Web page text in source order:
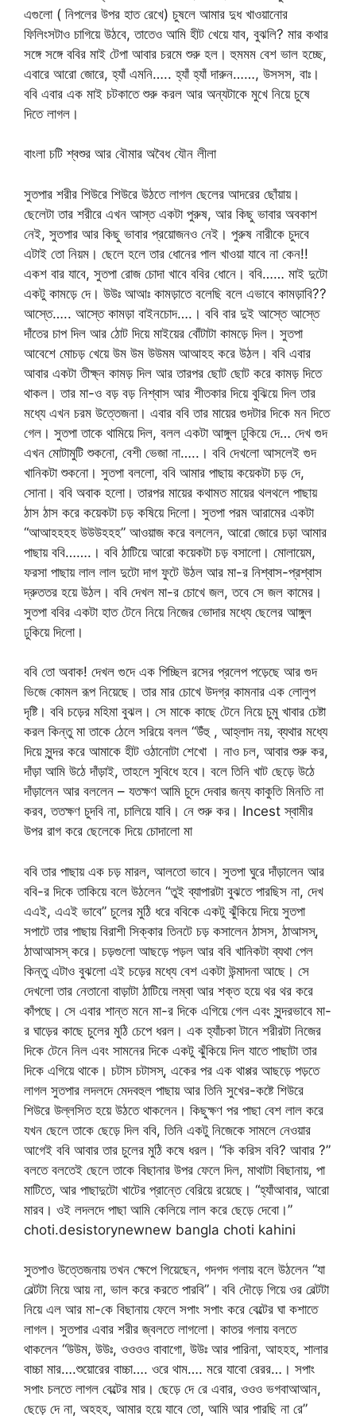
এগুলো ( নিপলের উপর হাত রেখে) চুষলে আমার দুধ খাওয়ানোর
ফিলিংসটাও চাগিয়ে উঠবে, তাতেও আমি হীট খেয়ে যাব, বুঝলি? মার কথার
সঙ্গে সঙ্গে ববির মাই টেপা আবার চরমে শুরু হল। হুমমম বেশ ভাল হচ্ছে,
এবারে আরো জোরে, হ্যাঁ এমনি….. হ্যাঁ হ্যাঁ দারুন……, উসসস, বাঃ।
ববি এবার এক মাই চটকাতে শুরু করল আর অন্যটাকে মুখে নিয়ে চুষে
দিতে লাগল।
বাংলা চটি শ্বশুর আর বৌমার অবৈধ যৌন লীলা
সুতপার শরীর শিউরে শিউরে উঠতে লাগল ছেলের আদরের ছোঁয়ায়।
ছেলেটা তার শরীরে এখন আস্ত একটা পুরুষ, আর কিছু ভাবার অবকাশ
নেই, সুতপার আর কিছু ভাবার প্রয়োজনও নেই। পুরুষ নারীকে চুদবে
এটাই তো নিয়ম। ছেলে হলে তার ধোনের পাল খাওয়া যাবে না কেন!!
একশ বার যাবে, সুতপা রোজ চোদা খাবে ববির ধোনে। ববি…… মাই দুটো
একটু কামড়ে দে। উউঃ আআঃ কামড়াতে বলেছি বলে এভাবে কামড়াবি??
আস্তে….. আস্তে কামড়া বাইনচোদ….। ববি বার দুই আস্তে আস্তে
দাঁতের চাপ দিল আর ঠোট দিয়ে মাইয়ের বোঁটাটা কামড়ে দিল। সুতপা
আবেশে মোচড় খেয়ে উম উম উউমম আআহহ করে উঠল। ববি এবার
আবার একটা তীক্ষ্ন কামড় দিল আর তারপর ছোট ছোট করে কামড় দিতে
থাকল। তার মা-ও বড় বড় নিশ্বাস আর শীতকার দিয়ে বুঝিয়ে দিল তার
মধ্যে এখন চরম উত্তেজনা। এবার ববি তার মায়ের গুদটার দিকে মন দিতে
গেল। সুতপা তাকে থামিয়ে দিল, বলল একটা আঙ্গুল ঢুকিয়ে দে… দেখ গুদ
এখন মোটামুটি শুকনো, বেশী ভেজা না…..। ববি দেখলো আসলেই গুদ
খানিকটা শুকনো। সুতপা বললো, ববি আমার পাছায় কয়েকটা চড় দে,
সোনা। ববি অবাক হলো। তারপর মায়ের কথামত মায়ের থলথলে পাছায়
ঠাস ঠাস করে কয়েকটা চড় কষিয়ে দিলো। সুতপা পরম আরামের একটা
“আআহহহহ উউউহহহ” আওয়াজ করে বললেন, আরো জোরে চড়া আমার
পাছায় ববি…….। ববি ঠাটিয়ে আরো কয়েকটা চড় বসালো। মোলায়েম,
ফরসা পাছায় লাল লাল দুটো দাগ ফুটে উঠল আর মা-র নিশ্বাস-প্রশ্বাস
দ্রুততর হয়ে উঠল। ববি দেখল মা-র চোখে জল, তবে সে জল কামের।
সুতপা ববির একটা হাত টেনে নিয়ে নিজের ভোদার মধ্যে ছেলের আঙ্গুল
ঢুকিয়ে দিলো।
ববি তো অবাক! দেখল গুদে এক পিচ্ছিল রসের প্রলেপ পড়েছে আর গুদ
ভিজে কোমল রূপ নিয়েছে। তার মার চোখে উদগ্র কামনার এক লোলুপ
দৃষ্টি। ববি চড়ের মহিমা বুঝল। সে মাকে কাছে টেনে নিয়ে চুমু খাবার চেষ্টা
করল কিন্তু মা তাকে ঠেলে সরিয়ে বলল “উঁহু , আহ্লাদ নয়, ব্যথার মধ্যে
দিয়ে সুন্দর করে আমাকে হীট ওঠানোটা শেখো । নাও চল, আবার শুরু কর,
দাঁড়া আমি উঠে দাঁড়াই, তাহলে সুবিধে হবে। বলে তিনি খাট ছেড়ে উঠে
দাঁড়ালেন আর বললেন – যতক্ষণ আমি চুদে দেবার জন্য কাকুতি মিনতি না
করব, ততক্ষণ চুদবি না, চালিয়ে যাবি। নে শুরু কর। Incest স্বামীর
উপর রাগ করে ছেলেকে দিয়ে চোদালো মা
ববি তার পাছায় এক চড় মারল, আলতো ভাবে। সুতপা ঘুরে দাঁড়ালেন আর
ববি-র দিকে তাকিয়ে বলে উঠলেন “তুই ব্যাপারটা বুঝতে পারছিস না, দেখ
এএই, এএই ভাবে” চুলের মুঠি ধরে ববিকে একটু ঝুঁকিয়ে দিয়ে সুতপা
সপাটে তার পাছায় বিরাশী সিক্কার তিনটে চড় কসালেন ঠাসস, ঠাআসস্,
ঠাআআসস্ করে। চড়গুলো আছড়ে পড়ল আর ববি খানিকটা ব্যথা পেল
কিন্তু এটাও বুঝলো এই চড়ের মধ্যে বেশ একটা উন্মাদনা আছে। সে
দেখলো তার নেতানো বাড়াটা ঠাটিয়ে লম্বা আর শক্ত হয়ে থর থর করে
কাঁপছে। সে এবার শান্ত মনে মা-র দিকে এগিয়ে গেল এবং সুন্দরভাবে মা-
র ঘাড়ের কাছে চুলের মুঠি চেপে ধরল। এক হ্যাঁচকা টানে শরীরটা নিজের
দিকে টেনে নিল এবং সামনের দিকে একটু ঝুঁকিয়ে দিল যাতে পাছাটা তার
দিকে এগিয়ে থাকে। চটাস চটাসস্, একের পর এক থাপ্পর আছড়ে পড়তে
লাগল সুতপার লদলদে মেদবহুল পাছায় আর তিনি সুখের-কষ্টে শিউরে
শিউরে উল্লসিত হয়ে উঠতে থাকলেন। কিছুক্ষণ পর পাছা বেশ লাল করে
যখন ছেলে তাকে ছেড়ে দিল ববি, তিনি একটু ‍নিজেকে সামলে নেওয়ার
আগেই ববি আবার তার চুলের মুঠি কষে ধরল। “কি করিস ববি? আবার ?”
বলতে বলতেই ছেলে তাকে বিছানার উপর ফেলে দিল, মাথাটা বিছানায়, পা
মাটিতে, আর পাছাদুটো খাটের প্রান্তে বেরিয়ে রয়েছে। “হ্যাঁআবার, আরো
মারব। ওই লদলদে পাছা আমি কেলিয়ে লাল করে ছেড়ে দেবো।”
choti.desistorynewnew bangla choti kahini
সুতপাও উত্তেজনায় তখন ক্ষেপে গিয়েছেন, গদগদ গলায় বলে উঠলেন “যা
বেল্টটা নিয়ে আয় না, ভাল করে করতে পারবি”। ববি দৌড়ে গিয়ে ওর বেল্টটা
নিয়ে এল আর মা-কে বিছানায় ফেলে সপাং সপাং করে বেল্টের ঘা কশাতে
লাগল। সুতপার এবার শরীর জ্বলতে লাগলো। কাতর গলায় বলতে
থাকলেন “উউম, উউঃ, ওওওও বাবাগো, উউঃ আর পারিনা, আহহহ, শালার
বাচ্চা মার….শুয়োরের বাচ্চা…. ওরে থাম…. মরে যাবো রেরর…। সপাং
সপাং চলতে লাগল বেল্টের মার। ছেড়ে দে রে এবার, ওওও ভগবাআআন,
ছেড়ে দে না, অহহহ, আমার হয়ে যাবে তো, আমি আর পারছি না রে”